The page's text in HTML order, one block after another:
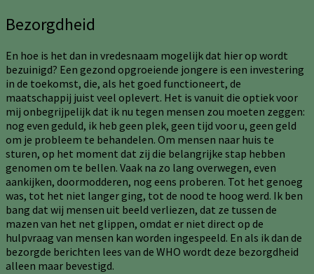
Bezorgdheid
En hoe is het dan in vredesnaam mogelijk dat hier op wordt
bezuinigd? Een gezond opgroeiende jongere is een investering
in de toekomst, die, als het goed functioneert, de
maatschappij juist veel oplevert. Het is vanuit die optiek voor
mij onbegrijpelijk dat ik nu tegen mensen zou moeten zeggen:
nog even geduld, ik heb geen plek, geen tijd voor u, geen geld
om je probleem te behandelen. Om mensen naar huis te
sturen, op het moment dat zij die belangrijke stap hebben
genomen om te bellen. Vaak na zo lang overwegen, even
aankijken, doormodderen, nog eens proberen. Tot het genoeg
was, tot het niet langer ging, tot de nood te hoog werd. Ik ben
bang dat wij mensen uit beeld verliezen, dat ze tussen de
mazen van het net glippen, omdat er niet direct op de
hulpvraag van mensen kan worden ingespeeld. En als ik dan de
bezorgde berichten lees van de WHO wordt deze bezorgdheid
alleen maar bevestigd.